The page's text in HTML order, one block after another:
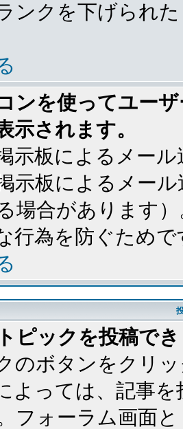
ンクを下げられ
ンを使ってユー
示されます。
示板によるメー
示板によるメー
場合があります
行為を防ぐためで
ピックを投稿で
のボタンをクリ
よっては、記事
フォーラム画面